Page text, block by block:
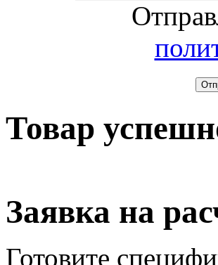
Товар
Заявка на
Готовите